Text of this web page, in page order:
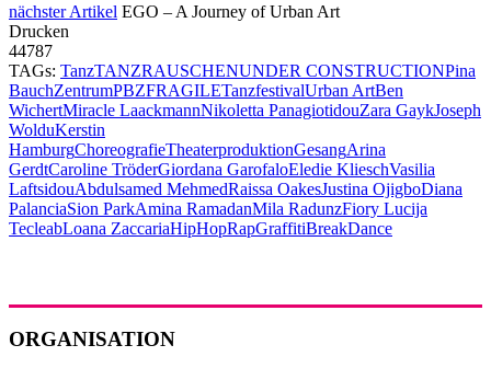
nächster Artikel EGO – A Journey of Urban Art
Drucken
44787
TAGs: TanzTANZRAUSCHENUNDER CONSTRUCTIONPina
BauchZentrumPBZFRAGILETanzfestivalUrban ArtBen
WichertMiracle LaackmannNikoletta PanagiotidouZara GaykJoseph
WolduKerstin
HamburgChoreografieTheaterproduktionGesangArina
GerdtCaroline TröderGiordana GarofaloEledie KlieschVasilia
LaftsidouAbdulsamed MehmedRaissa OakesJustina OjigboDiana
PalanciaSion ParkAmina RamadanMila RadunzFiory Lucija
TecleabLoana ZaccariaHipHopRapGraffitiBreakDance
ORGANISATION